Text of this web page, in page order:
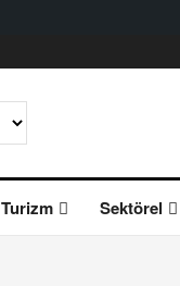
Turizm Sektörel